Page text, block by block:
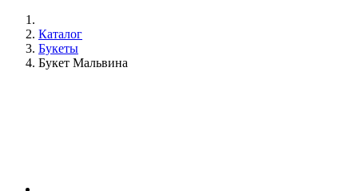
Каталог
Букеты
Букет Мальвина